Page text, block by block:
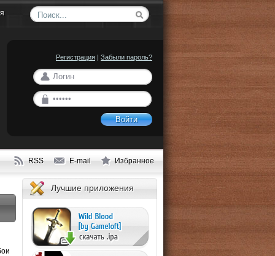
Регистрация | Забыли пароль?
Войти
RSS E-mail Избранное
Лучшие приложения